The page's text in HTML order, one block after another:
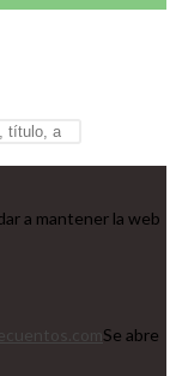
a mantener la web
Se abre